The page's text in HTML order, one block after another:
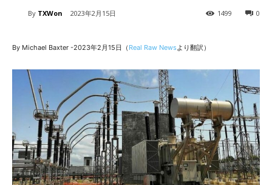
By TXWon 2023年2月15日 0
1499
By Michael Baxter -2023年2月15日（ Real Raw Newsより翻訳）